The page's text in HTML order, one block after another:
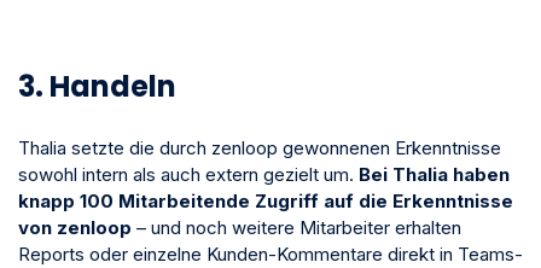
3. Handeln
Thalia setzte die durch zenloop gewonnenen Erkenntnisse
sowohl intern als auch extern gezielt um. Bei Thalia haben
knapp 100 Mitarbeitende Zugriff auf die Erkenntnisse
von zenloop – und noch weitere Mitarbeiter erhalten
Reports oder einzelne Kunden-Kommentare direkt in Teams-